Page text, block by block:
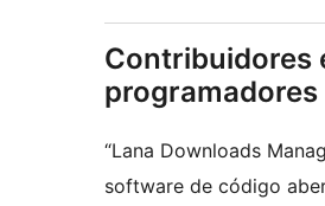
Contribuidores
programadores
“Lana Downloads
software de código